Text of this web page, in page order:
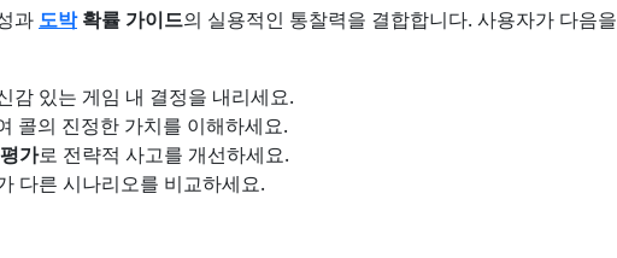
과 도박확률 가이드의 실용적인 통찰력을 결합합니다. 사용자가 다음을
감 있는 게임 내 결정을 내리세요.
콜의 진정한 가치를 이해하세요.
가로 전략적 사고를 개선하세요.
다른 시나리오를 비교하세요.